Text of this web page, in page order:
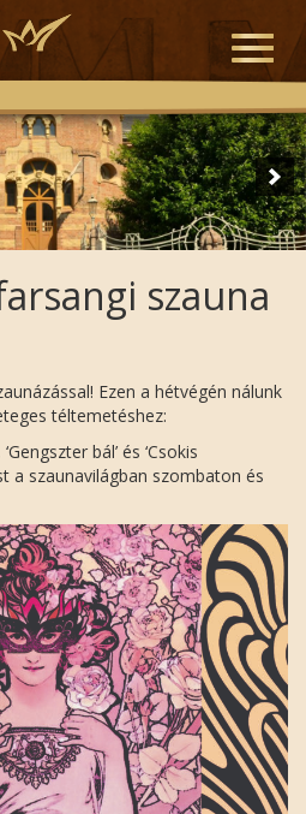
Toggle
szauna
Ezen a hétvégén nálunk
téltemetéshez:
bál’ és ‘Csokis
a szaunavilágban szombaton és